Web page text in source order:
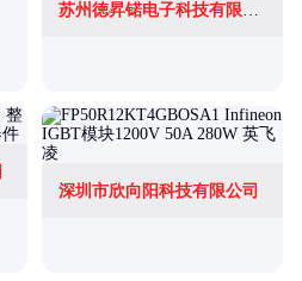
苏州徳昇锘电子科技有限公司
深圳市欣向阳科技有限公司